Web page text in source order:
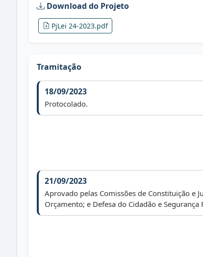
Download do Projeto
PjLei 24-2023.pdf
Tramitação
18/09/2023
Protocolado.
21/09/2023
Aprovado pelas Comissões de Constituição e
Orçamento; e Defesa do Cidadão e Segurança